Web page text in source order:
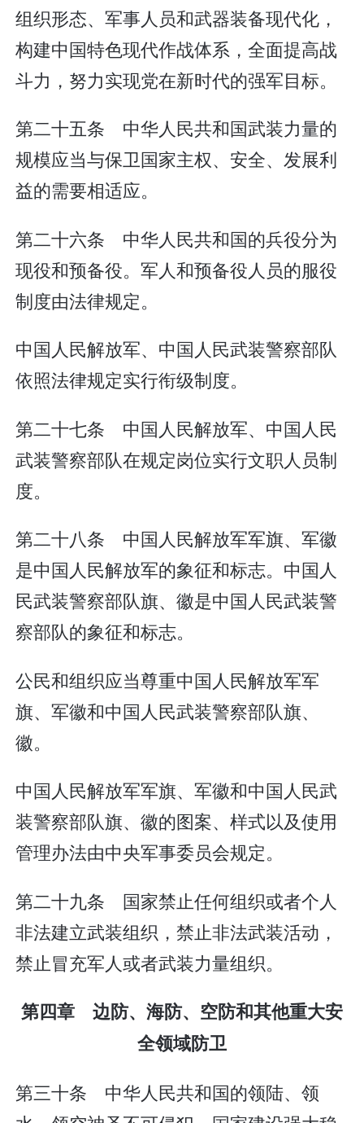
组织形态、军事人员和武器装备现代化，
构建中国特色现代作战体系，全面提高战
斗力，努力实现党在新时代的强军目标。
第二十五条 中华人民共和国武装力量的
规模应当与保卫国家主权、安全、发展利
益的需要相适应。
第二十六条 中华人民共和国的兵役分为
现役和预备役。军人和预备役人员的服役
制度由法律规定。
中国人民解放军、中国人民武装警察部队
依照法律规定实行衔级制度。
第二十七条 中国人民解放军、中国人民
武装警察部队在规定岗位实行文职人员制
度。
第二十八条 中国人民解放军军旗、军徽
是中国人民解放军的象征和标志。中国人
民武装警察部队旗、徽是中国人民武装警
察部队的象征和标志。
公民和组织应当尊重中国人民解放军军
旗、军徽和中国人民武装警察部队旗、
徽。
中国人民解放军军旗、军徽和中国人民武
装警察部队旗、徽的图案、样式以及使用
管理办法由中央军事委员会规定。
第二十九条 国家禁止任何组织或者个人
非法建立武装组织，禁止非法武装活动，
禁止冒充军人或者武装力量组织。
第四章 边防、海防、空防和其他重大安
全领域防卫
第三十条 中华人民共和国的领陆、领